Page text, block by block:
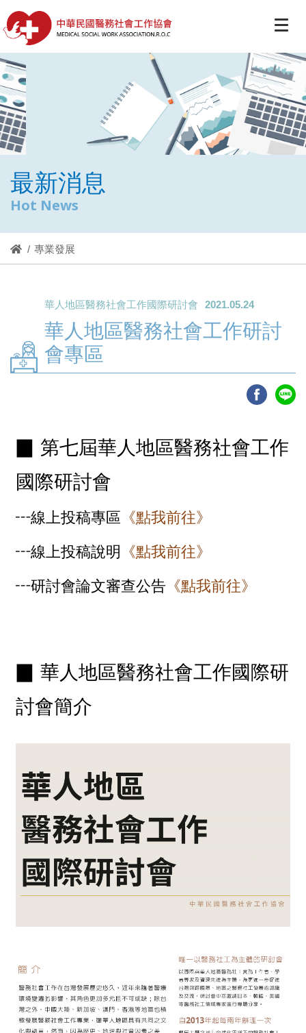
最新消息
Hot News
專業發展
華人地區醫務社會工作國際研討會 2021.05.24
華人地區醫務社會工作研討
會專區
第七屆華人地區醫務社會工作
國際研討會
┅線上投稿專區 《點我前往》
┅線上投稿說明 《點我前往》
┅研討會論文審查公告 《點我前往》
華人地區醫務社會工作國際研
討會簡介